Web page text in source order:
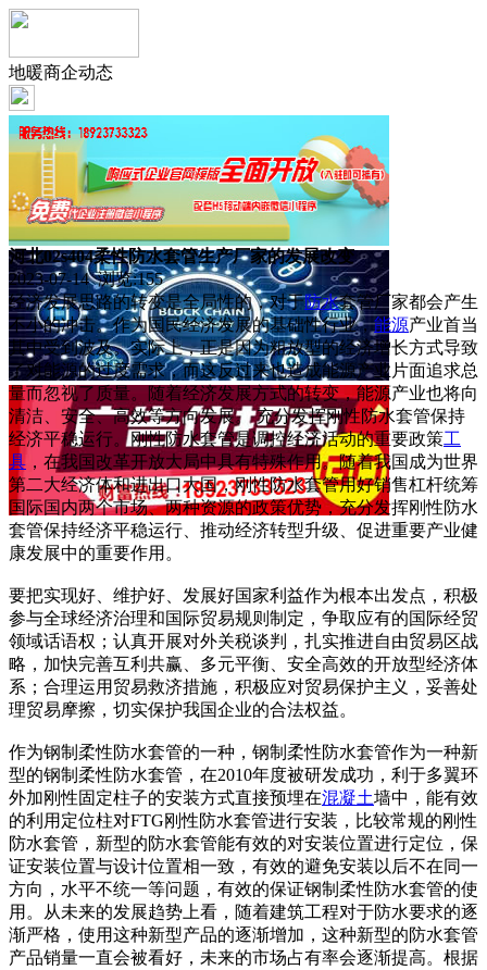
地暖商企动态
河北02s404柔性防水套管生产厂家的发展改变
2023-07-14 浏览:155
经济发展思路的转变是全局性的，对于防水套管厂家都会产生
不小的冲击。作为国民经济发展的基础性行业，能源产业首当
其中受到波及。实际上，正是因为粗放型的经济增长方式导致
了对能源的过度需求，而这反过来也造成能源产业片面追求总
量而忽视了质量。随着经济发展方式的转变，能源产业也将向
清洁、安全、高效等方向发展。 充分发挥刚性防水套管保持
经济平稳运行。刚性防水套管是调控经济活动的重要政策工
具 ，在我国改革开放大局中具有特殊作用。随着我国成为世界
第二大经济体和进出口大国，刚性防水套管用好销售杠杆统筹
国际国内两个市场、两种资源的政策优势，充分发挥刚性防水
套管保持经济平稳运行、推动经济转型升级、促进重要产业健
康发展中的重要作用。
要把实现好、维护好、发展好国家利益作为根本出发点，积极
参与全球经济治理和国际贸易规则制定，争取应有的国际经贸
领域话语权；认真开展对外关税谈判，扎实推进自由贸易区战
略，加快完善互利共赢、多元平衡、安全高效的开放型经济体
系；合理运用贸易救济措施，积极应对贸易保护主义，妥善处
理贸易摩擦，切实保护我国企业的合法权益。
作为钢制柔性防水套管的一种，钢制柔性防水套管作为一种新
型的钢制柔性防水套管，在2010年度被研发成功，利于多翼环
外加刚性固定柱子的安装方式直接预埋在混凝土墙中，能有效
的利用定位柱对FTG刚性防水套管进行安装，比较常规的刚性
防水套管，新型的防水套管能有效的对安装位置进行定位，保
证安装位置与设计位置相一致，有效的避免安装以后不在同一
方向，水平不统一等问题，有效的保证钢制柔性防水套管的使
用。从未来的发展趋势上看，随着建筑工程对于防水要求的逐
渐严格，使用这种新型产品的逐渐增加，这种新型的防水套管
产品销量一直会被看好，未来的市场占有率会逐渐提高。根据